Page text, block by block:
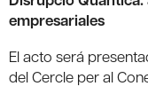
empresariales
El acto será
del Cercle per al